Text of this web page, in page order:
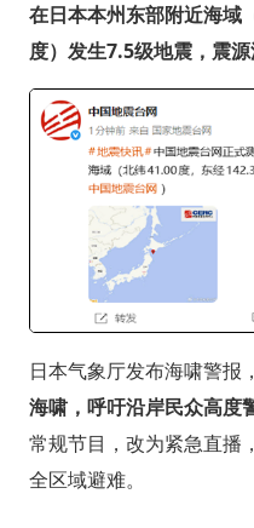
在日本本州东部附近海域
度）发生7.5级地震，震
日本气象厅发布海啸警报，
海啸，呼吁沿岸民众高度
常规节目，改为紧急直播
全区域避难。